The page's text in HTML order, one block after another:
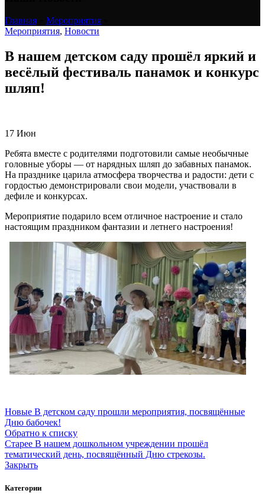
Главная Мероприятия
Мероприятия, Новости
В нашем детском саду прошёл яркий и
весёлый фестиваль панамок и конкурс
шляп!
17 Июн
Ребята вместе с родителями подготовили самые необычные
головные уборы — от нарядных шляп до забавных панамок.
На празднике царила атмосфера творчества и радости: дети с
гордостью демонстрировали свои модели, участвовали в
дефиле и конкурсах.
Мероприятие подарило всем отличное настроение и стало
настоящим праздником фантазии и летнего настроения!
Новые В детском саду прошли мероприятия, посвящённые
Дню бабочек!
Обратно к списку
Старее В нашем дошкольном учреждении прошёл
тематический день, посвящённый Дню стрекозы.
Закрыть
Категории